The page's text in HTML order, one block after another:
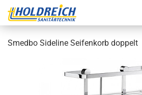
Smed­bo Si­de­li­ne Sei­fen­korb dop­pelt